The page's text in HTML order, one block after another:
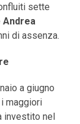
sette
Andrea
di assenza.
a giugno
maggiori
investito nel